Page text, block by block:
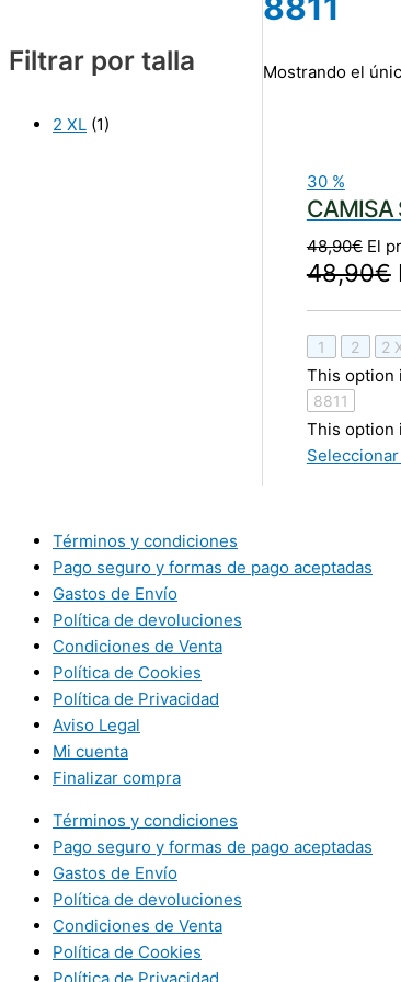
Filtrar por talla
2 XL (1)
Mostrando el
30 %
CAMISA
48,90€ El
48,90€
1 2 2
This option
8811
This option
Términos y condiciones
Pago seguro y formas de pago aceptadas
Gastos de Envío
Política de devoluciones
Condiciones de Venta
Política de Cookies
Política de Privacidad
Aviso Legal
Mi cuenta
Finalizar compra
Términos y condiciones
Pago seguro y formas de pago aceptadas
Gastos de Envío
Política de devoluciones
Condiciones de Venta
Política de Cookies